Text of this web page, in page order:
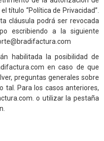
título “Política de Privacidad”.
cláusula podrá ser revocada
escribiendo a la siguiente
habilitada la posibilidad de
en caso de que
preguntas generales sobre
tal. Para los casos anteriores,
o utilizar la pestaña